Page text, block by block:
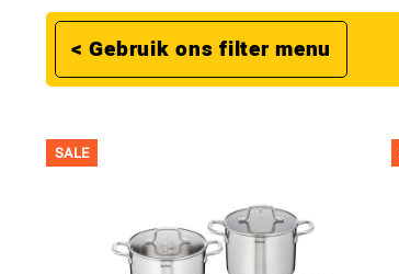
< Gebruik ons filter menu
SALE